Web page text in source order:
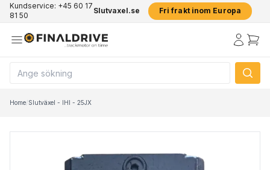
Kundservice: +45 60 17
81 50
Slutvaxel.se Fri frakt inom Europa
Home/Slutväxel - IHI - 25JX